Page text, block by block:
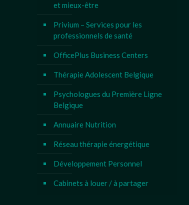
et mieux-être
Privium – Services pour les
professionnels de santé
OfficePlus Business Centers
Thérapie Adolescent Belgique
Psychologues du Première Ligne
Belgique
Annuaire Nutrition
Réseau thérapie énergétique
Développement Personnel
Cabinets à louer / à partager